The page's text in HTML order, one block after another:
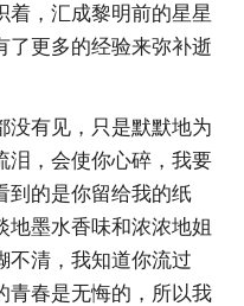
着，汇成黎明前的星星
了更多的经验来弥补逝
没有见，只是默默地为
泪，会使你心碎，我要
到的是你留给我的纸
地墨水香味和浓浓地姐
不清，我知道你流过
青春是无悔的，所以我